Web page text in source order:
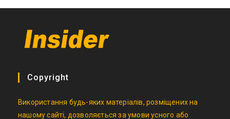
Copyright
Використання будь-яких матеріалів, розміщених на
нашому сайті, дозволяється за умови усного або